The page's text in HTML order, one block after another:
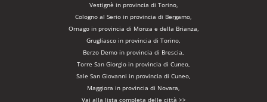
Vestignè in provincia di Torino,
Cologno al Serio in provincia di Bergamo,
Ornago in provincia di Monza e della Brianza,
Grugliasco in provincia di Torino,
Berzo Demo in provincia di Brescia,
Torre San Giorgio in provincia di Cuneo,
Sale San Giovanni in provincia di Cuneo,
Maggiora in provincia di Novara,
Vai alla lista completa delle città >>